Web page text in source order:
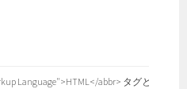
Language">HTML</abbr> タグと属性が